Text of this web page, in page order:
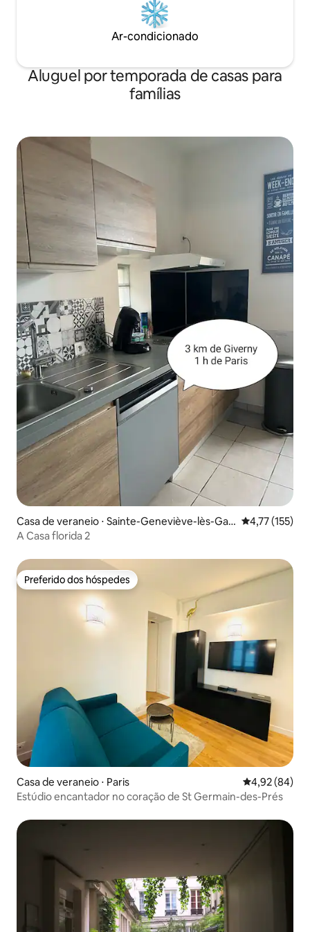
Ar-condicionado
Aluguel por temporada de casas para
famílias
Casa de veraneio ⋅ Sainte-Geneviève-lès-Gas
ny
4,77 de uma
4,77 (155)
A Casa florida 2
Preferido dos hóspedes
Preferido dos hóspedes
Casa de veraneio ⋅ Paris 4,92 de uma
4,92 (84)
Estúdio encantador no coração de St Germain-des-Prés